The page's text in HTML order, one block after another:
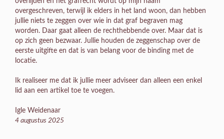
overgeschreven, terwijl ik elders in het land woon, dan hebben
jullie niets te zeggen over wie in dat graf begraven mag
worden. Daar gaat alleen de rechthebbende over. Maar dat is
op zich geen bezwaar. Jullie houden de zeggenschap over de
eerste uitgifte en dat is van belang voor de binding met de
locatie.
Ik realiseer me dat ik jullie meer adviseer dan alleen een enkel
lid aan een artikel toe te voegen.
Igle Weidenaar
4 augustus 2025